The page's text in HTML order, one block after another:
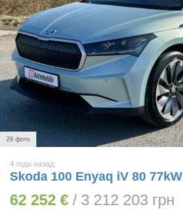
29 фото
4 года назад
Skoda 100 Enyaq iV 80 77kW
62 252 € / 3 212 203 грн